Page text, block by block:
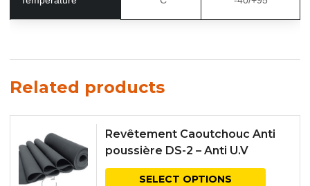
Related products
Revêtement Caoutchouc Anti
poussière DS-2 – Anti U.V
SELECT OPTIONS